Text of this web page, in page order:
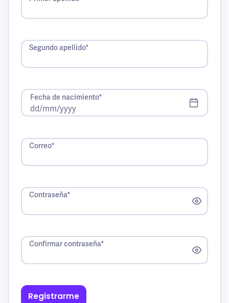
Segundo apellido*
Fecha de nacimiento*
Correo*
Contraseña*
Confirmar contraseña*
Registrarme